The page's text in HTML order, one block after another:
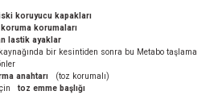
koruyucu kapakları
koruma korumaları
lastik ayaklar
bir kesintiden sonra bu Metabo taşlama
anahtarı
(toz korumalı)
toz emme başlığı